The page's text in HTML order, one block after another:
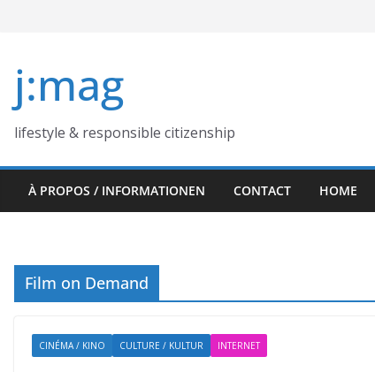
j:mag
lifestyle & responsible citizenship
À PROPOS / INFORMATIONEN CONTACT HOME
Film on Demand
CINÉMA / KINO CULTURE / KULTUR INTERNET